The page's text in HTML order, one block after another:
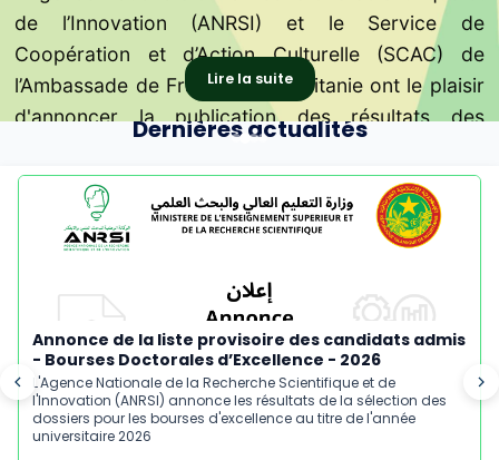
- Édition 2026
de l'Innovation (ANRSI) annonce les résultats de la
sélection des dossiers pour les bourses
d'excellence - Édition 2026.
de l’Innovation (ANRSI) et le Service de
Coopération et d’Action Culturelle (SCAC) de
l’Ambassade de France en Mauritanie ont le plaisir
d'annoncer la publication des résultats des
Recherche attribuées pour l’édition 2026.
Lire la suite
l'avancement d’un projet « TEMM
»
Recherche Scientifique et de l’Innovation (ANRSI),
M. Taleb-Khyar CHEIKH MALAININE a effectué le
mardi 28 juillet une visite à l'Institut Supérieur du
Numérique (SupNum)
Scientifique et de l'Innovation et
l'Institut Supérieur d'Anglais.
de l'Innovation (ANRSI) a signé aujourd'hui à
Nouakchott une convention de coopération avec
l'Institut Supérieur d'Anglais (ISA), placé sous la
double tutelle du Ministère de la Défense Nationale
la Recherche Scientifique.
Dernières actualités
Annonce de la liste provisoire des candidats admis
- Bourses Doctorales d’Excellence - 2026
L'Agence Nationale de la Recherche Scientifique et de
l'Innovation (ANRSI) annonce les résultats de la sélection des
dossiers pour les bourses d'excellence au titre de l'année
universitaire 2026